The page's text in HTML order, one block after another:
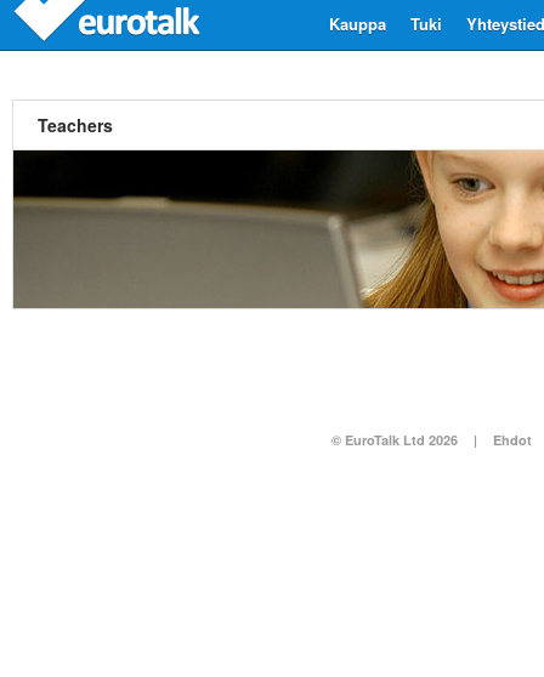
Tuki
Kauppa
Teachers
© EuroTalk Ltd 2026 | Ehdot